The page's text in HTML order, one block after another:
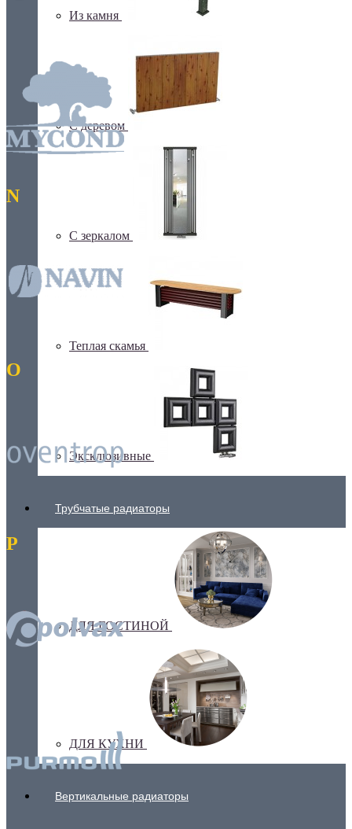
Из камня
С деревом
С зеркалом
Теплая скамья
Эксклюзивные
Трубчатые радиаторы
ДЛЯ ГОСТИНОЙ
ДЛЯ КУХНИ
Вертикальные радиаторы
N
O
P